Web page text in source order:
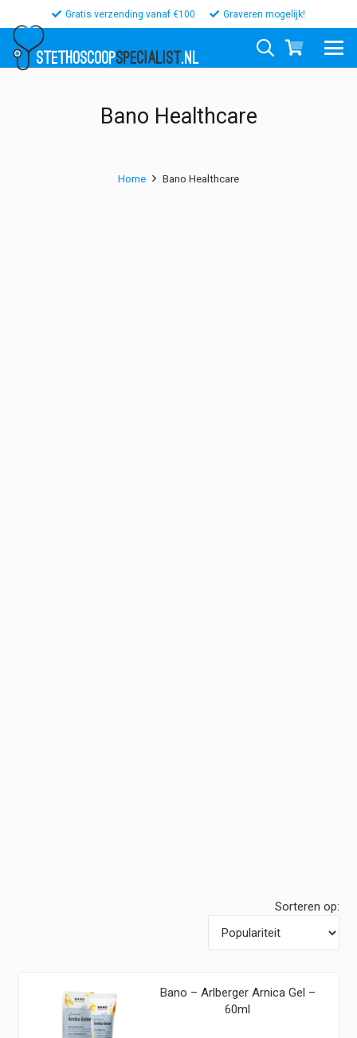
Gratis verzending vanaf €100 Graveren mogelijk!
STETHOSCOOPSPECIALIST.NL
Bano Healthcare
Home Bano Healthcare
Sorteren op:
Bano – Arlberger Arnica Gel –
60ml